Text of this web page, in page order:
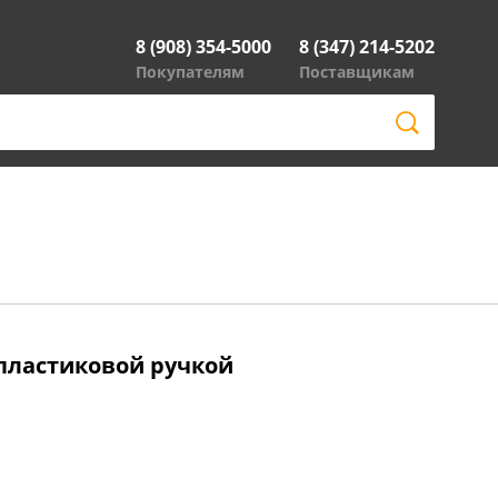
8 (908) 354-5000
Покупателям
8 (347) 214-5202
Поставщикам
ручкой